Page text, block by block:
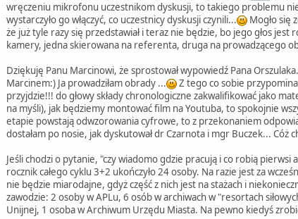
wręczeniu mikrofonu uczestnikom dyskusji, to takiego problemu
wystarczyło go włączyć, co uczestnicy dyskusji czynili...
Mogło się
że już tyle razy się przedstawiał i teraz nie będzie, bo jego głos jest
kamery, jedna skierowana na referenta, druga na prowadzącego
Dziękuję Panu Marcinowi, że sprostował wypowiedź Pana
Marcinem:) Ja prowadziłam obrady ...
Z tego co sobie
przyjdzie!!! do głowy składy chronologiczne zakwalifikować jako
na myśli), jak będziemy montować film na Youtuba, to spokojnie
etapie powstają odwzorowania cyfrowe, to z przekonaniem
dostałam po nosie, jak dyskutował dr Czarnota i mgr Buczek... Cóż
Jeśli chodzi o pytanie, "czy wiadomo gdzie pracują i co robią
rocznik całego cyklu 3+2 ukończyło 24 osoby. Na razie jest za
nie będzie miarodajne, gdyż część z nich jest na stażach i
zawodzie: 2 osoby w APLu, 6 osób w archiwach w "resortach
Unijnej, 1 osoba w Archiwum Urzędu Miasta. Na pewno kiedyś